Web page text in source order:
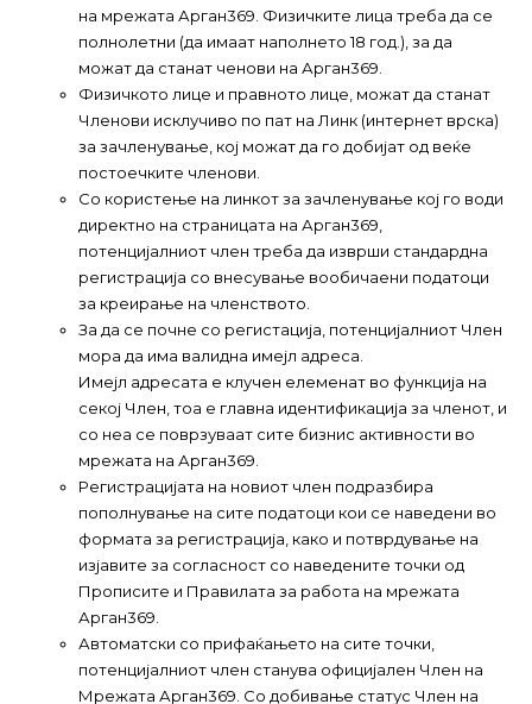
на мрежата Арган369. Физичките лица треба да се
полнолетни (да имаат наполнето 18 год.), за да
можат да станат ченови на Арган369.
Физичкото лице и правното лице, можат да станат
Членови исклучиво по пат на Линк (интернет врска)
за зачленување, кој можат да го добијат од веќе
постоечките членови.
Со користење на линкот за зачленување кој го води
директно на страницата на Арган369,
потенцијалниот член треба да изврши стандардна
регистрација со внесување вообичаени податоци
за креирање на членството.
За да се почне со регистација, потенцијалниот Член
мора да има валидна имејл адреса.
Имејл адресата е клучен елеменат во функција на
секој Член, тоа е главна идентификација за членот, и
со неа се поврзуваат сите бизнис активности во
мрежата на Арган369.
Регистрацијата на новиот член подразбира
пополнување на сите податоци кои се наведени во
формата за регистрација, како и потврдување на
изјавите за согласност со наведените точки од
Прописите и Правилата за работа на мрежата
Арган369.
Автоматски со прифаќањето на сите точки,
потенцијалниот член станува официјален Член на
Мрежата Арган369. Со добивање статус Член на